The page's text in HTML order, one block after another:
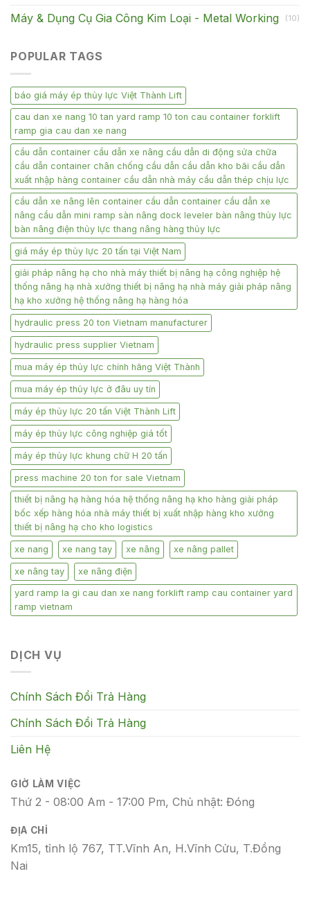
Máy & Dụng Cụ Gia Công Kim Loại - Metal Working (10)
POPULAR TAGS
báo giá máy ép thủy lực Việt Thành Lift
cau dan xe nang 10 tan yard ramp 10 ton cau container forklift
ramp gia cau dan xe nang
cầu dẫn container cầu dẫn xe nâng cầu dẫn di động sửa chữa
cầu dẫn container chân chống cầu dẫn cầu dẫn kho bãi cầu dẫn
xuất nhập hàng container cầu dẫn nhà máy cầu dẫn thép chịu lực
cầu dẫn xe nâng lên container cầu dẫn container cầu dẫn xe
nâng cầu dẫn mini ramp sàn nâng dock leveler bàn nâng thủy lực
bàn nâng điện thủy lực thang nâng hàng thủy lực
giá máy ép thủy lực 20 tấn tại Việt Nam
giải pháp nâng hạ cho nhà máy thiết bị nâng hạ công nghiệp hệ
thống nâng hạ nhà xưởng thiết bị nâng hạ nhà máy giải pháp nâng
hạ kho xưởng hệ thống nâng hạ hàng hóa
hydraulic press 20 ton Vietnam manufacturer
hydraulic press supplier Vietnam
mua máy ép thủy lực chính hãng Việt Thành
mua máy ép thủy lực ở đâu uy tín
máy ép thủy lực 20 tấn Việt Thành Lift
máy ép thủy lực công nghiệp giá tốt
máy ép thủy lực khung chữ H 20 tấn
press machine 20 ton for sale Vietnam
thiết bị nâng hạ hàng hóa hệ thống nâng hạ kho hàng giải pháp
bốc xếp hàng hóa nhà máy thiết bị xuất nhập hàng kho xưởng
thiết bị nâng hạ cho kho logistics
xe nang xe nang tay xe nâng xe nâng pallet
xe nâng tay xe nâng điện
yard ramp la gi cau dan xe nang forklift ramp cau container yard
ramp vietnam
DỊCH VỤ
Chính Sách Đổi Trả Hàng
Chính Sách Đổi Trả Hàng
Liên Hệ
GIỜ LÀM VIỆC
Thứ 2 - 08:00 Am - 17:00 Pm, Chủ nhật: Đóng
ĐỊA CHỈ
Km15, tỉnh lộ 767, TT.Vĩnh An, H.Vĩnh Cửu, T.Đồng
Nai